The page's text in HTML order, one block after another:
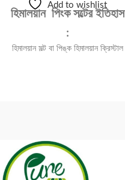
Add to wishlist
হিমালয়ান পিংক সল্টের ইতিহাস
:
হিমালয়ান সল্ট বা পিঙ্ক হিমালয়ান ক্রিস্টাল
পর্বত” ও অন্তভুক্ত আছে। হিমালয়
পর্বতশ্রেণী থেকে এই লবণের দেখা পাওয়া
যায় বলে একে হিমালয়ান সল্ট বলা হয়। এতে